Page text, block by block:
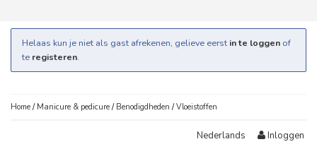
Helaas kun je niet als gast afrekenen, gelieve eerst in te loggen of
te registeren.
Home / Manicure & pedicure / Benodigdheden /Vloeistoffen
Nederlands Inloggen